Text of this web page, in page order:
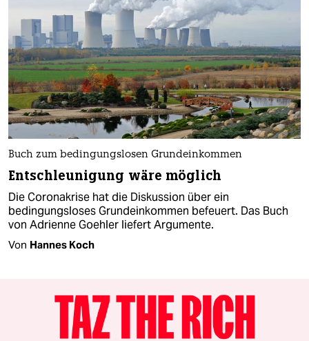
Buch zum bedingungslosen Grundeinkommen
Entschleunigung wäre möglich
Die Coronakrise hat die Diskussion über ein
bedingungsloses Grundeinkommen befeuert. Das Buch
von Adrienne Goehler liefert Argumente.
Von Hannes Koch